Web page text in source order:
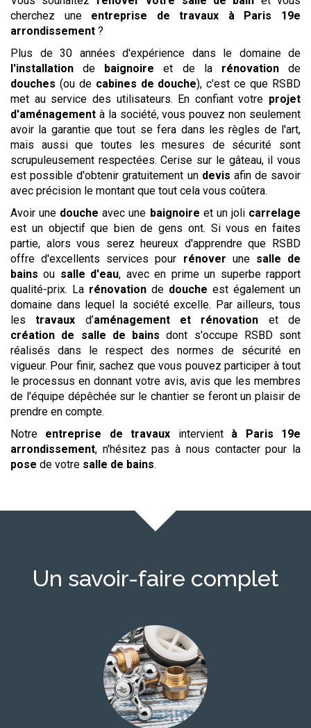
cherchez une entreprise de travaux
à Paris 19e
arrondissement ?
Plus de 30 années d'expérience dans le domaine de
l'installation de baignoire et de la rénovationde
douches (ou de cabines de douche), c'est ce que RSBD
met au service des utilisateurs. En confiant votre projet
d'aménagement à la société, vous pouvez non seulement
avoir la garantie que tout se fera dans les règles de l'art,
mais aussi que toutes les mesures de sécurité sont
scrupuleusement respectées. Cerise sur le gâteau, il vous
est possible d'obtenir gratuitement un devis afin de savoir
avec précision le montant que tout cela vous coûtera.
Avoir une douche avec une baignoire et un joli carrelage
est un objectif que bien de gens ont. Si vous en faites
partie, alors vous serez heureux d'apprendre que RSBD
offre d'excellents services pour rénover une salle de
bains ou salle d'eau, avec en prime un superbe rapport
qualité-prix. La rénovation de douche est également un
domaine dans lequel la société excelle. Par ailleurs, tous
lestravaux d’aménagement et rénovation et de
création de salle de bains dont s'occupe RSBD sont
réalisés dans le respect des normes de sécurité en
vigueur. Pour finir, sachez que vous pouvez participer à tout
le processus en donnant votre avis, avis que les membres
de l'équipe dépêchée sur le chantier se feront un plaisir de
prendre en compte.
Notre entreprise de travaux intervient à Paris 19e
arrondissement, n'hésitez pas à nous contacter pour la
pose de votre salle de bains.
Un savoir-faire complet